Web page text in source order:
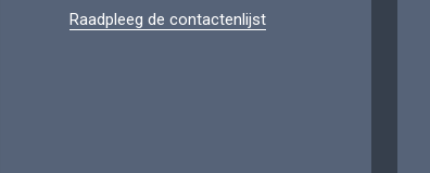
Raadpleeg de contactenlijst